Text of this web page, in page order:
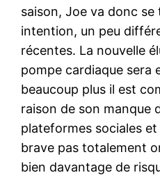
saison, Joe va donc
intention, un peu
récentes. La nouvelle
pompe cardiaque sera
beaucoup plus il est
raison de son manque
plateformes sociales
brave pas totalement
bien davantage de